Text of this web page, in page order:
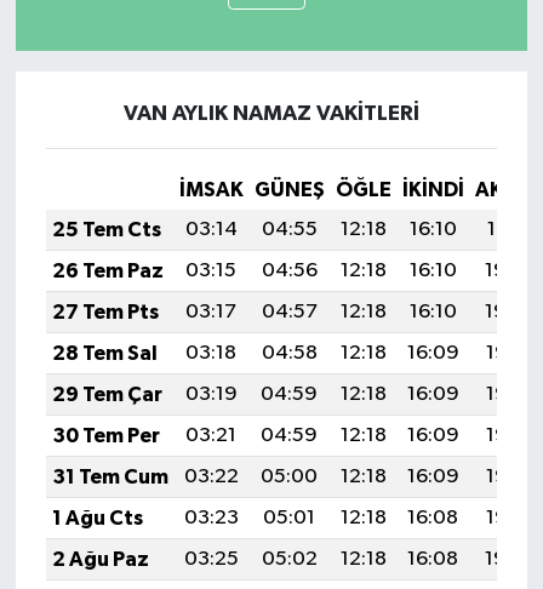
VAN AYLIK NAMAZ VAKITLERI
İMSAK GÜNEŞ ÖĞLE İKINDI
25 Tem Cts
03:14 04:55 12:18 16:10
19:31
26 Tem Paz
03:15 04:56 12:18 16:10
19:30
27 Tem Pts
03:17 04:57 12:18 16:10
19:29
28 Tem Sal
03:18 04:58 12:18 16:09
19:28
29 Tem Çar
03:19 04:59 12:18 16:09
19:27
30 Tem Per
03:21 04:59 12:18 16:09
19:27
31 Tem Cum
03:22 05:00 12:18 16:09
19:26
1 Ağu Cts
03:23 05:01 12:18 16:08
19:25
2 Ağu Paz
03:25 05:02 12:18 16:08
19:24